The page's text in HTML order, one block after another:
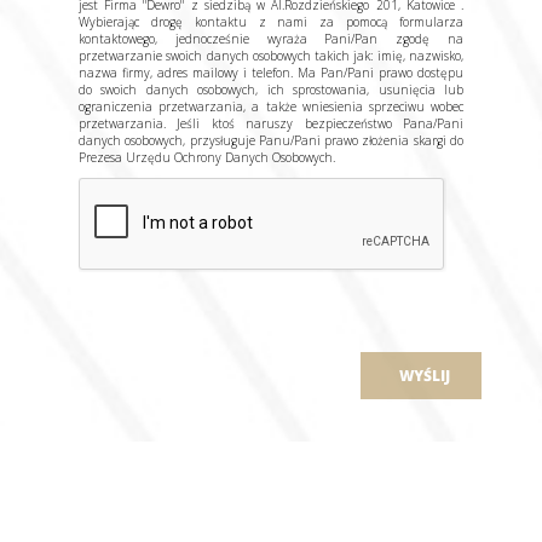
jest Firma "Dewro" z siedzibą w Al.Rozdzieńskiego 201, Katowice .
Wybierając drogę kontaktu z nami za pomocą formularza
kontaktowego, jednocześnie wyraża Pani/Pan zgodę na
przetwarzanie swoich danych osobowych takich jak: imię, nazwisko,
nazwa firmy, adres mailowy i telefon. Ma Pan/Pani prawo dostępu
do swoich danych osobowych, ich sprostowania, usunięcia lub
ograniczenia przetwarzania, a także wniesienia sprzeciwu wobec
przetwarzania. Jeśli ktoś naruszy bezpieczeństwo Pana/Pani
danych osobowych, przysługuje Panu/Pani prawo złożenia skargi do
Prezesa Urzędu Ochrony Danych Osobowych.
WYŚLIJ